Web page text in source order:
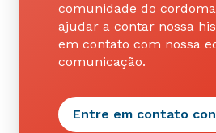
comunidade do
ajudar a contar nossa
em contato com nossa
comunicação.
Entre em contato